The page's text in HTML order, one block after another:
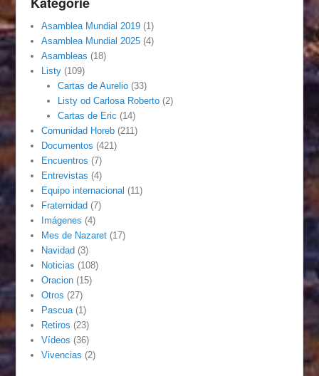
Asamblea Mundial 2019 (1)
Asamblea Mundial 2025 (4)
Asambleas (18)
Listy (109)
Cartas de Aurelio(33)
Listy od Carlosa Roberto(2)
Cartas de Eric (14)
Comunidad Horeb (211)
Documentos (421)
Encuentros (7)
Entrevistas (4)
Equipo internacional (11)
Fraternidad (7)
Imágenes (4)
Mes de Nazaret (17)
Navidad (3)
Noticias (108)
Oracion (15)
Otros (27)
Pascua (1)
Retiros (23)
Vídeos (36)
Vivencias (2)